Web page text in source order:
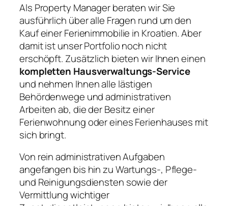
Als Property Manager beraten wir Sie
ausführlich über alle Fragen rund um den
Kauf einer Ferienimmobilie in Kroatien. Aber
damit ist unser Portfolio noch nicht
erschöpft. Zusätzlich bieten wir Ihnen einen
kompletten Hausverwaltungs-Service
und nehmen Ihnen alle lästigen
Behördenwege und administrativen
Arbeiten ab, die der Besitz einer
Ferienwohnung oder eines Ferienhauses mit
sich bringt.
Von rein administrativen Aufgaben
angefangen bis hin zu Wartungs-, Pflege-
und Reinigungsdiensten sowie der
Vermittlung wichtiger